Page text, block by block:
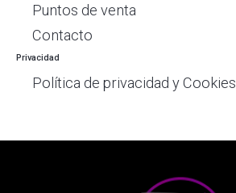
Puntos de venta
Contacto
Privacidad
Política de privacidad y Cookies